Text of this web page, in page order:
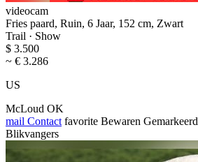
videocam
Fries paard, Ruin, 6 Jaar, 152 cm, Zwart
Trail · Show
$ 3.500
~ € 3.286
US
McLoud OK
mail Contact favorite Bewaren Gemarkeerd
Blikvangers